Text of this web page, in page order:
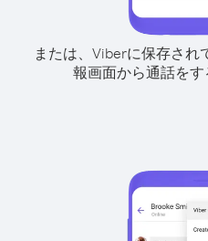
または、Viberに保存され
報画面から通話をす